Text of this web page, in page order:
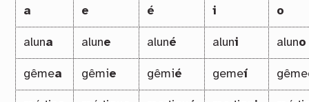
a e é i o
aluna alune aluné aluni aluno
gêmea gêmie gêmié gemeí gême